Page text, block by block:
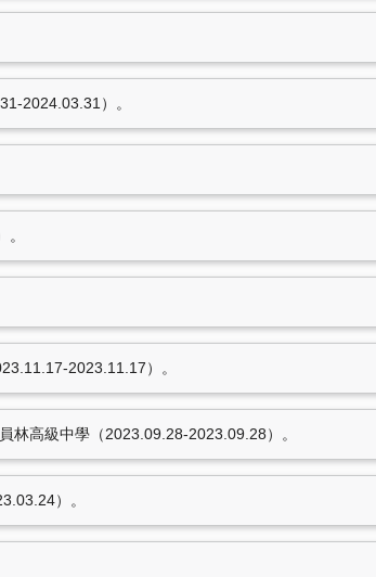
2024.03.31）。
2023.11.17）。
林高級中學（2023.09.28-2023.09.28）。
）。